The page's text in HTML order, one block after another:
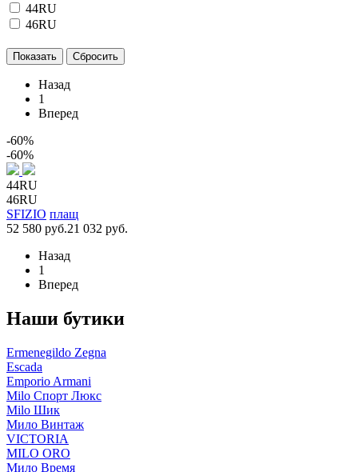
44RU
46RU
Назад
1
Вперед
-60%
-60%
44RU
46RU
SFIZIO плащ
52 580 руб.21 032 руб.
Назад
1
Вперед
Наши бутики
Ermenegildo Zegna
Escada
Emporio Armani
Milo Спорт Люкс
Milo Шик
Мило Винтаж
VICTORIA
MILO ORO
Мило Время